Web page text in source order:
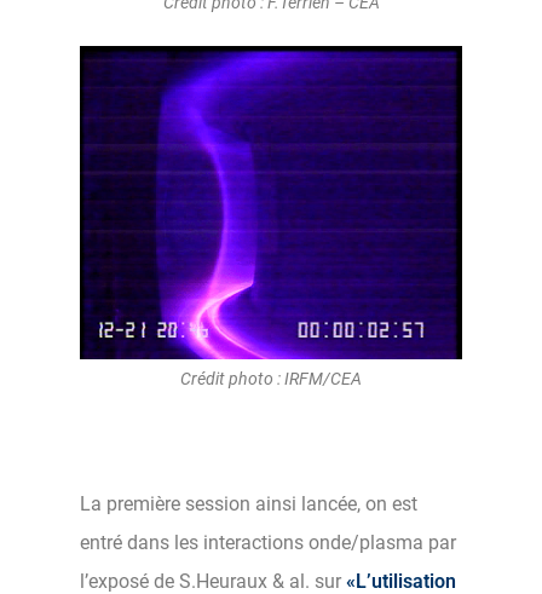
Crédit photo : IRFM/CEA
La première session ainsi lancée, on est
entré dans les interactions onde/plasma par
l’exposé de S.Heuraux & al. sur «L’utilisation